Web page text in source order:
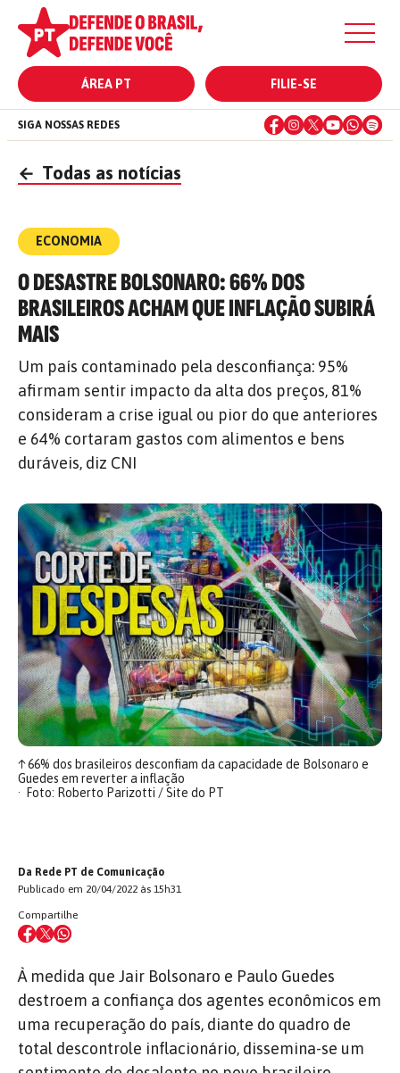
ÁREA PT FILIE-SE
SIGA NOSSAS REDES
← Todas as notícias
ECONOMIA
O DESASTRE BOLSONARO: 66% DOS
BRASILEIROS ACHAM QUE INFLAÇÃO SUBIRÁ
MAIS
Um país contaminado pela desconfiança: 95%
afirmam sentir impacto da alta dos preços, 81%
consideram a crise igual ou pior do que anteriores
e 64% cortaram gastos com alimentos e bens
duráveis, diz CNI
↑66% dos brasileiros desconfiam da capacidade de Bolsonaro e
Guedes em reverter a inflação
Foto: Roberto Parizotti / Site do PT
Da Rede PT de Comunicação
Publicado em 20/04/2022 às 15h31
Compartilhe
À medida que Jair Bolsonaro e Paulo Guedes
destroem a confiança dos agentes econômicos em
uma recuperação do país, diante do quadro de
total descontrole inflacionário, dissemina-se um